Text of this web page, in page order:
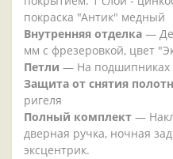
покраска "Антик" медный
Внутренняя отделка —
мм с фрезеровкой, цвет
Петли — На подшипниках
Защита от снятия
ригеля
Полный комплект —
дверная ручка, ночная
эксцентрик.